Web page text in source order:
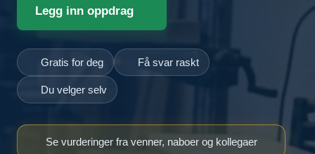
Legg inn oppdrag
Gratis for deg Få svar raskt
Du velger selv
Se vurderinger fra venner, naboer og kollegaer